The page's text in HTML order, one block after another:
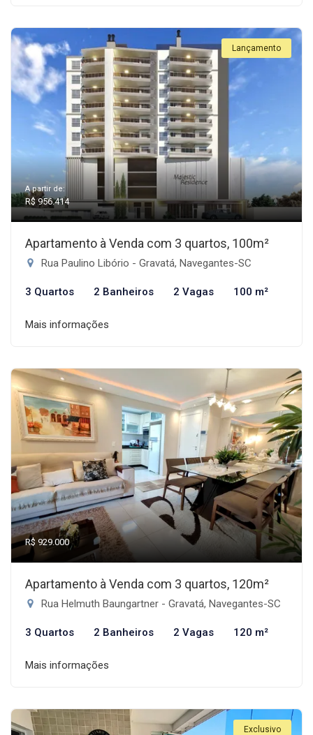
Lançamento
A partir de:
R$ 956.414
Apartamento à Venda com 3 quartos, 100m²
Rua Paulino Libório - Gravatá, Navegantes-SC
3 Quartos 2 Banheiros 2 Vagas 100 m²
Mais informações
R$ 929.000
Apartamento à Venda com 3 quartos, 120m²
Rua Helmuth Baungartner - Gravatá, Navegantes-SC
3 Quartos 2 Banheiros 2 Vagas 120 m²
Mais informações
Exclusivo